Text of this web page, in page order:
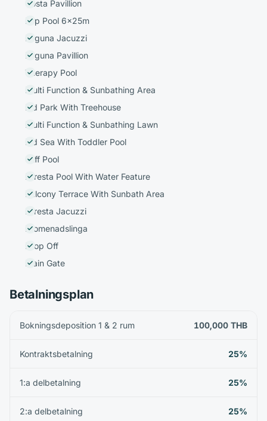
Costa Pavillion
Lap Pool 6x25m
Laguna Jacuzzi
Laguna Pavillion
Therapy Pool
Multi Function & Sunbathing Area
Kid Park With Treehouse
Multi Function & Sunbathing Lawn
Kid Sea With Toddler Pool
Cliff Pool
Foresta Pool With Water Feature
Balcony Terrace With Sunbath Area
Foresta Jacuzzi
Promenadslinga
Drop Off
Main Gate
Betalningsplan
Bokningsdeposition 1 & 2 rum 100,000 THB
Kontraktsbetalning 25%
1:a delbetalning 25%
2:a delbetalning 25%